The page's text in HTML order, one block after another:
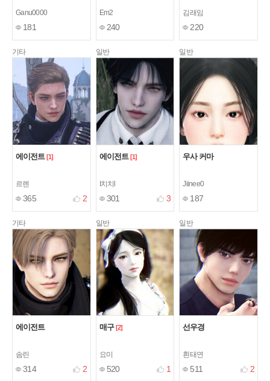
Ganu0000
181
Em2
240
김래임
220
기타
에이전트 [1]
르렌
365 2
일반
에이전트 [1]
I치치l
301 3
일반
우사 커마
Jiinee0
187
기타
에이전트
솜린
314 2
일반
매구 [2]
요미
520 1
일반
선우경
흰태연
511 2